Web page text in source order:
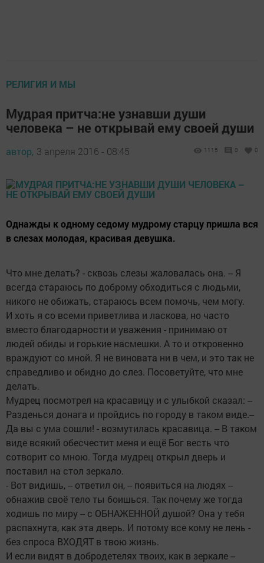
РЕЛИГИЯ И МЫ
Мудрая притча:не узнавши души
человека – не открывай ему своей души
автор, 3 апреля 2016 - 08:45 1115 0 0
Однажды к одному седому мудрому старцу пришла вся
в слезах молодая, красивая девушка.
Что мне делать? - сквозь слезы жаловалась она. -- Я
всегда стараюсь по доброму обходиться с людьми,
никого не обижать, стараюсь всем помочь, чем могу.
И хоть я со всеми приветлива и ласкова, но часто
вместо благодарности и уважения - принимаю от
людей обиды и горькие насмешки. А то и откровенно
враждуют со мной. Я не виновата ни в чем, и это так не
справедливо и обидно до слез. Посоветуйте, что мне
делать.
Мудрец посмотрел на красавицу и с улыбкой сказал: --
Разденься донага и пройдись по городу в таком виде.--
Да вы с ума сошли! - возмутилась красавица. -- В таком
виде всякий обесчестит меня и ещё Бог весть что
сотворит со мною. Тогда мудрец открыл дверь и
поставил на стол зеркало.
- Вот видишь, -- ответил он, -- появиться на людях --
обнажив своё тело ты боишься. Так почему же тогда
ходишь по миру -- с ОБНАЖЕННОЙ душой? Она у тебя
распахнута, как эта дверь. И потому все кому не лень -
без спроса ВХОДЯТ в твою жизнь.
И если видят в добродетелях твоих, как в зеркале --